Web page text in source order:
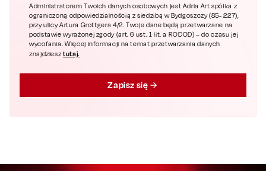
Administratorem Twoich danych osobowych jest Adria Art spółka z
ograniczoną odpowiedzialnością z siedzibą w Bydgoszczy (85- 227),
przy ulicy Artura Grottgera 4/2. Twoje dane będą przetwarzane na
podstawie wyrażonej zgody (art. 6 ust. 1 lit. a RODOD) – do czasu jej
wycofania. Więcej informacji na temat przetwarzania danych
znajdziesztutaj.
Zapisz się